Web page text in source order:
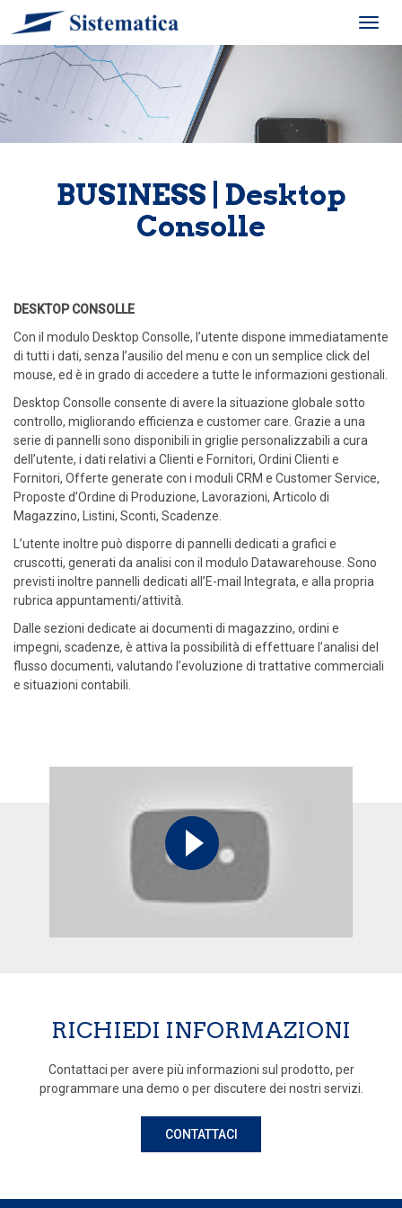
BUSINESS | Desktop
Consolle
DESKTOP CONSOLLE
Con il modulo Desktop Consolle, l’utente dispone immediatamente
di tutti i dati, senza l’ausilio del menu e con un semplice click del
mouse, ed è in grado di accedere a tutte le informazioni gestionali.
Desktop Consolle consente di avere la situazione globale sotto
controllo, migliorando efficienza e customer care. Grazie a una
serie di pannelli sono disponibili in griglie personalizzabili a cura
dell’utente, i dati relativi a Clienti e Fornitori, Ordini Clienti e
Fornitori, Offerte generate con i moduli CRM e Customer Service,
Proposte d’Ordine di Produzione, Lavorazioni, Articolo di
Magazzino, Listini, Sconti, Scadenze.
L’utente inoltre può disporre di pannelli dedicati a grafici e
cruscotti, generati da analisi con il modulo Datawarehouse. Sono
previsti inoltre pannelli dedicati all’E-mail Integrata, e alla propria
rubrica appuntamenti/attività.
Dalle sezioni dedicate ai documenti di magazzino, ordini e
impegni, scadenze, è attiva la possibilità di effettuare l’analisi del
flusso documenti, valutando l’evoluzione di trattative commerciali
e situazioni contabili.
RICHIEDI INFORMAZIONI
Contattaci per avere più informazioni sul prodotto, per
programmare una demo o per discutere dei nostri servizi.
CONTATTACI